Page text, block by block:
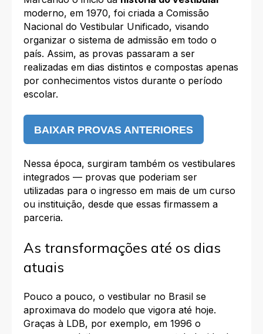
moderno, em 1970, foi criada a Comissão
Nacional do Vestibular Unificado, visando
organizar o sistema de admissão em todo o
país. Assim, as provas passaram a ser
realizadas em dias distintos e compostas apenas
por conhecimentos vistos durante o período
escolar.
BAIXAR PROVAS ANTERIORES
Nessa época, surgiram também os vestibulares
integrados — provas que poderiam ser
utilizadas para o ingresso em mais de um curso
ou instituição, desde que essas firmassem a
parceria.
As transformações até os dias
atuais
Pouco a pouco, o vestibular no Brasil se
aproximava do modelo que vigora até hoje.
Graças à LDB, por exemplo, em 1996 o